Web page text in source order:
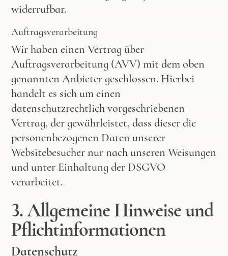
widerrufbar.
Auftragsverarbeitung
Wir haben einen Vertrag über
Auftragsverarbeitung (AVV) mit dem oben
genannten Anbieter geschlossen. Hierbei
handelt es sich um einen
datenschutzrechtlich vorgeschriebenen
Vertrag, der gewährleistet, dass dieser die
personenbezogenen Daten unserer
Websitebesucher nur nach unseren Weisungen
und unter Einhaltung der DSGVO
verarbeitet.
3. Allgemeine Hinweise und
Pflicht­informationen
Datenschutz